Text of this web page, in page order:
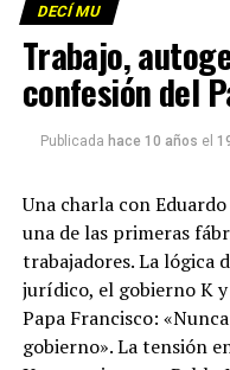
DECÍ MU
Trabajo,
confesión del
Publicada hace 10 años el
Una charla con
una de las primeras
trabajadores. La lógica
jurídico, el gobierno K
Papa Francisco:
gobierno». La tensión